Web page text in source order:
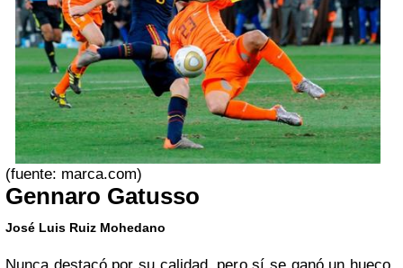
(fuente: marca.com)
Gennaro Gatusso
José Luis Ruiz Mohedano